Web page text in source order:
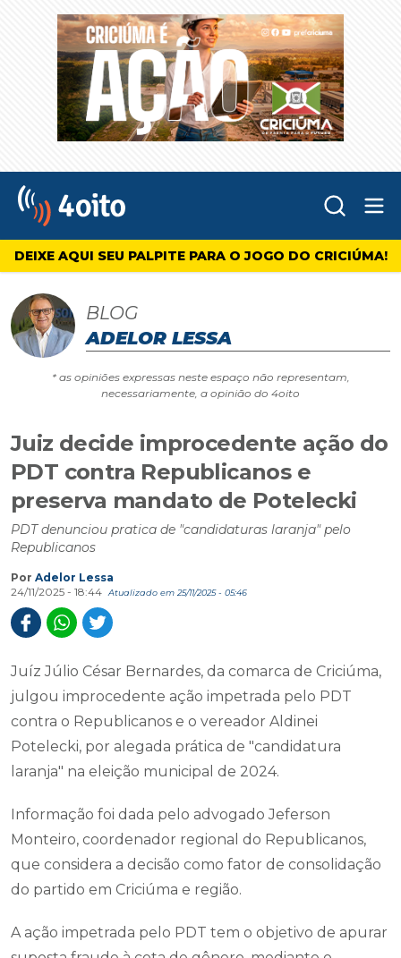
4oito
DEIXE AQUI SEU PALPITE PARA O JOGO DO CRICIÚMA!
BLOG
ADELOR LESSA
* as opiniões expressas neste espaço não representam,
necessariamente, a opinião do 4oito
Juiz decide improcedente ação do
PDT contra Republicanos e
preserva mandato de Potelecki
PDT denunciou pratica de "candidaturas laranja" pelo
Republicanos
Por Adelor Lessa
24/11/2025 - 18:44
Atualizado em 25/11/2025 - 05:46
Juíz Júlio César Bernardes, da comarca de Criciúma,
julgou improcedente ação impetrada pelo PDT
contra o Republicanos e o vereador Aldinei
Potelecki, por alegada prática de "candidatura
laranja" na eleição municipal de 2024.
Informação foi dada pelo advogado Jeferson
Monteiro, coordenador regional do Republicanos,
que considera a decisão como fator de consolidação
do partido em Criciúma e região.
A ação impetrada pelo PDT tem o objetivo de apurar